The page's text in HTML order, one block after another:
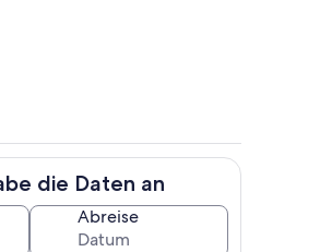
Schwindt - Weingut/Ferienwohnung
die Daten an
Abreise